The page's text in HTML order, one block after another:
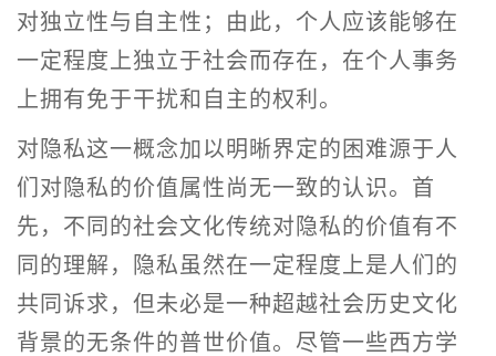
对独立性与自主性；由此，个人应该能够在
一定程度上独立于社会而存在，在个人事务
上拥有免于干扰和自主的权利。
对隐私这一概念加以明晰界定的困难源于人
们对隐私的价值属性尚无一致的认识。首
先，不同的社会文化传统对隐私的价值有不
同的理解，隐私虽然在一定程度上是人们的
共同诉求，但未必是一种超越社会历史文化
背景的无条件的普世价值。尽管一些西方学